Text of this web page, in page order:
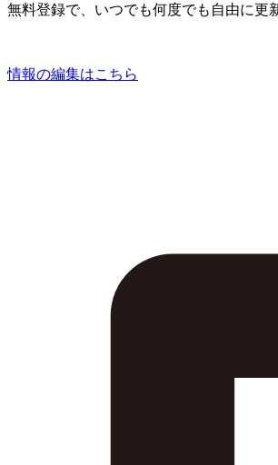
無料登録で、いつでも何度でも自由に更
情報の編集はこちら